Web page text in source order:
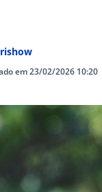
em 23/02/2026 10:20